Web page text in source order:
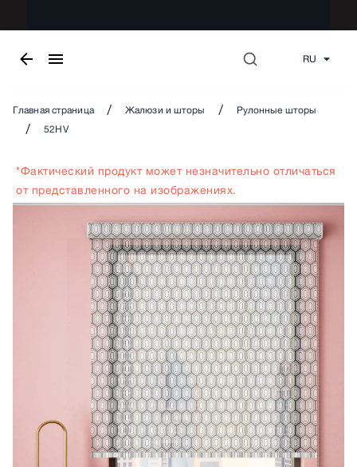
RU
Главная страница / Жалюзи и шторы / Рулонные шторы
/ 52HV
*Фактический продукт может незначительно отличаться
от представленного на изображениях.